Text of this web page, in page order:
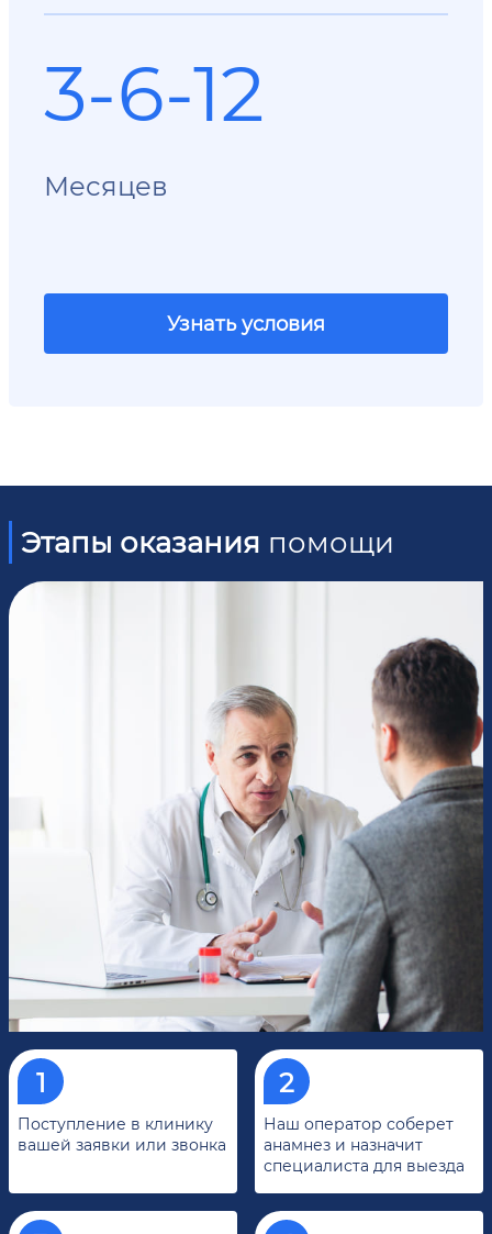
3-6-12
Месяцев
Узнать условия
Этапы оказания помощи
Поступление в клинику
вашей заявки или звонка
Наш оператор соберет
анамнез и назначит
специалиста для выезда